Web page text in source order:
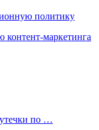
политику
маркетинга
по …